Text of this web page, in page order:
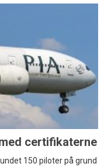
certifikaterne
150 piloter på grund